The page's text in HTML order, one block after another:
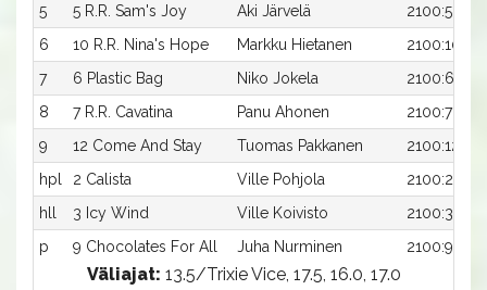
5
5 R.R. Sam's Joy Aki Järvelä
2100:5
6
10 R.R. Nina's Hope Markku Hietanen
2100:10
7
6 Plastic Bag Niko Jokela
2100:6
8
7 R.R. Cavatina Panu Ahonen
2100:7
9
12 Come And Stay Tuomas Pakkanen
2100:12
hpl
2 Calista Ville Pohjola
2100:2
hll
3 Icy Wind Ville Koivisto
2100:3
p
9 Chocolates For All Juha Nurminen 2100:9
Väliajat: 13.5/Trixie Vice, 17.5, 16.0, 17.0